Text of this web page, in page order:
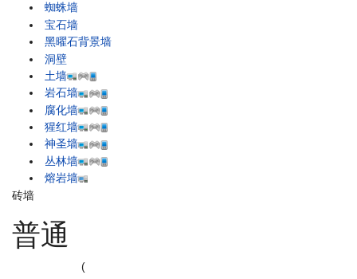
蜘蛛墙
宝石墙
黑曜石背景墙
洞壁
土墙
岩石墙
腐化墙
猩红墙
神圣墙
丛林墙
熔岩墙
砖墙
普通
(